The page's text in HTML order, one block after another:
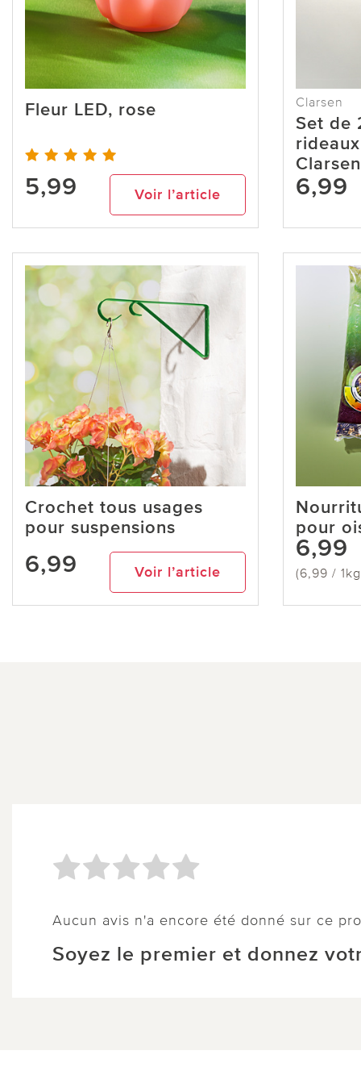
Fleur LED, rose
5,99 Voir l’article
Clarsen
Set de
Clarsen
6,99
Crochet tous usages
pour suspensions
6,99 Voir l’article
pour
6,99
(6,99 /
Aucun avis n'a encore été donné sur ce
Soyez le premier et donnez